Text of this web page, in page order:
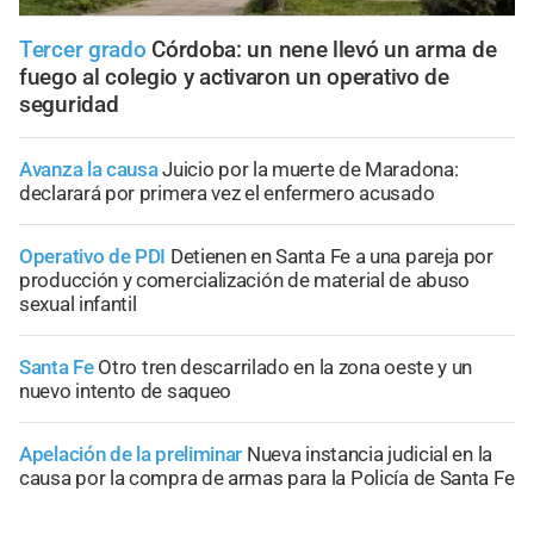
Tercer grado Córdoba: un nene llevó un arma de
fuego al colegio y activaron un operativo de
seguridad
Avanza la causaJuicio por la muerte de Maradona:
declarará por primera vez el enfermero acusado
Operativo de PDI Detienen en Santa Fe a una pareja por
producción y comercialización de material de abuso
sexual infantil
Santa Fe Otro tren descarrilado en la zona oeste y un
nuevo intento de saqueo
Apelación de la preliminar Nueva instancia judicial en la
causa por la compra de armas para la Policía de Santa Fe